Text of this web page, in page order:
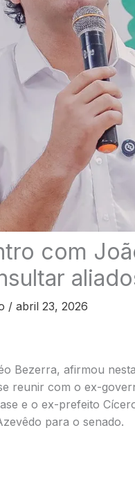
com
/ abril 23, 2026
Bezerra, afirmou
reunir com o ex-
e o ex-prefeito
para o senado.